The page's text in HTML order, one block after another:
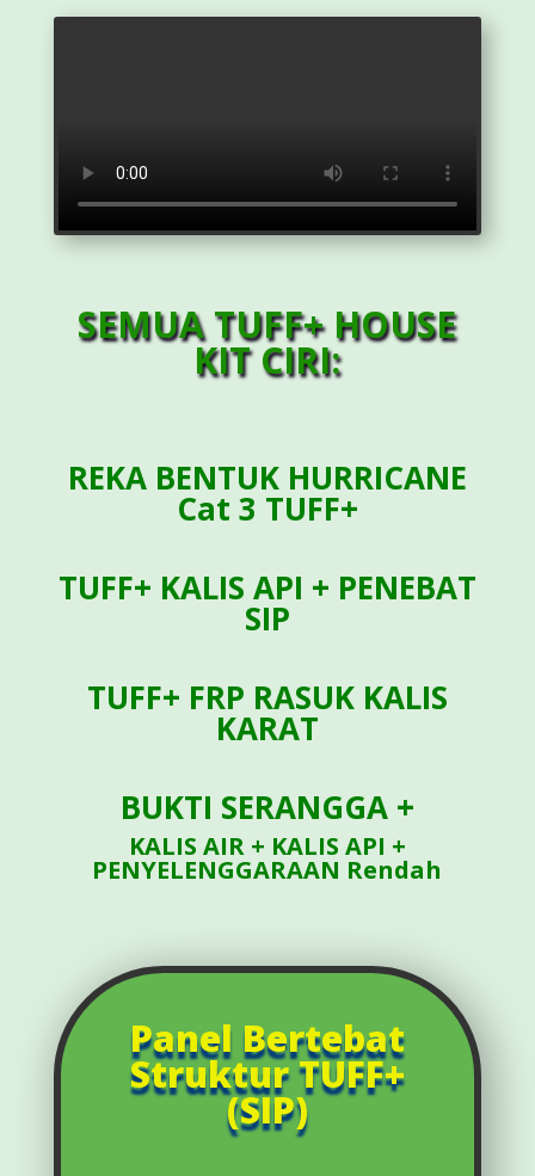
SEMUA TUFF+ HOUSE
KIT CIRI:
REKA BENTUK HURRICANE
Cat 3 TUFF+
TUFF+ KALIS API + PENEBAT
SIP
TUFF+ FRP RASUK KALIS
KARAT
BUKTI SERANGGA +
KALIS AIR + KALIS API +
PENYELENGGARAAN Rendah
Panel Bertebat
Struktur TUFF+
(SIP)